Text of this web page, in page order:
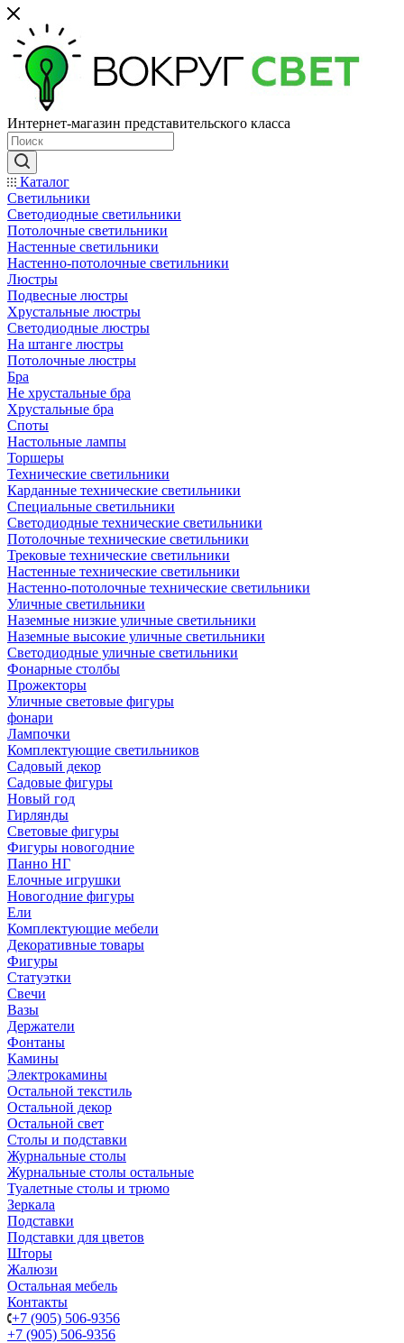
Интернет-магазин представительского класса
Каталог
Светильники
Светодиодные светильники
Потолочные светильники
Настенные светильники
Настенно-потолочные светильники
Люстры
Подвесные люстры
Хрустальные люстры
Светодиодные люстры
На штанге люстры
Потолочные люстры
Бра
Не хрустальные бра
Хрустальные бра
Споты
Настольные лампы
Торшеры
Технические светильники
Карданные технические светильники
Специальные светильники
Светодиодные технические светильники
Потолочные технические светильники
Трековые технические светильники
Настенные технические светильники
Настенно-потолочные технические светильники
Уличные светильники
Наземные низкие уличные светильники
Наземные высокие уличные светильники
Светодиодные уличные светильники
Фонарные столбы
Прожекторы
Уличные световые фигуры
фонари
Лампочки
Комплектующие светильников
Садовый декор
Садовые фигуры
Новый год
Гирлянды
Световые фигуры
Фигуры новогодние
Панно НГ
Елочные игрушки
Новогодние фигуры
Ели
Комплектующие мебели
Декоративные товары
Фигуры
Статуэтки
Свечи
Вазы
Держатели
Фонтаны
Камины
Электрокамины
Остальной текстиль
Остальной декор
Остальной свет
Столы и подставки
Журнальные столы
Журнальные столы остальные
Туалетные столы и трюмо
Зеркала
Подставки
Подставки для цветов
Шторы
Жалюзи
Остальная мебель
Контакты
+7 (905) 506-9356
+7 (905) 506-9356